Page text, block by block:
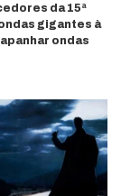
da 15ª
gigantes à
ondas